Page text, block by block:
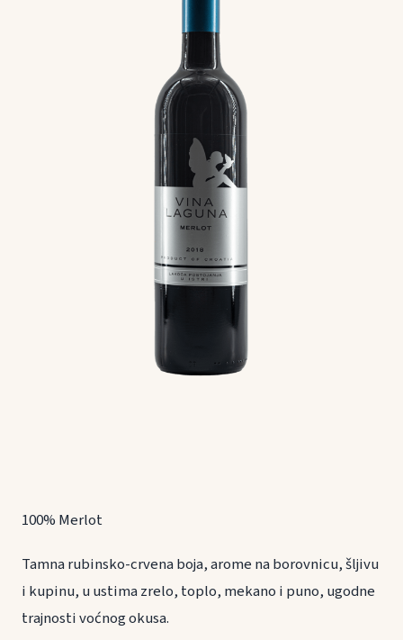
100% Merlot
Tamna rubinsko-crvena boja, arome na borovnicu, šljivu
i kupinu, u ustima zrelo, toplo, mekano i puno, ugodne
trajnosti voćnog okusa.